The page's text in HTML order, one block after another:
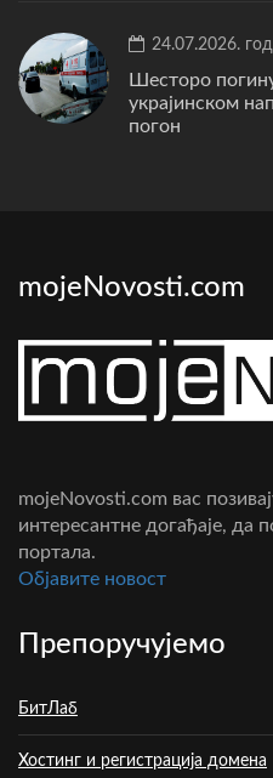
24.07.2026.
Шесторо
украјинском
погон
mojeNovosti.com
mojeNovosti.com вас
интересантне догађаје, да
портала.
Oбјавите новост
Препоручујемо
БитЛаб
Хостинг и регистрација домена